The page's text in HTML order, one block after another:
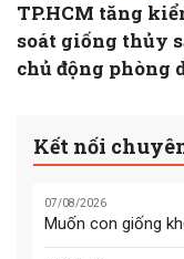
TP.HCM tăng
soát giống thủy
chủ động phòng
Kết nối
07/08/2026
Muốn con giống